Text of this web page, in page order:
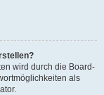
wird durch die Board-
als